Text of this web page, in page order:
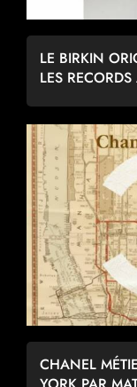
LE BIRKIN
LES
CHANEL